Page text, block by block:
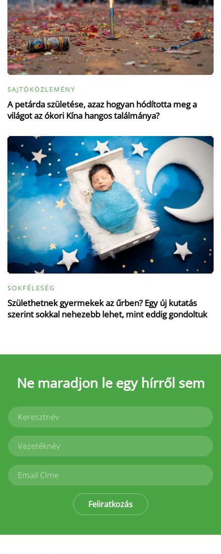
SAJTÓKÖZLEMÉNY
A petárda születése, azaz hogyan hódította meg a
világot az ókori Kína hangos találmánya?
SOKFÉLESÉG
Születhetnek gyermekek az űrben? Egy új kutatás
szerint sokkal nehezebb lehet, mint eddig gondoltuk
Ne maradjon le egy hírről sem
Feliratkozás